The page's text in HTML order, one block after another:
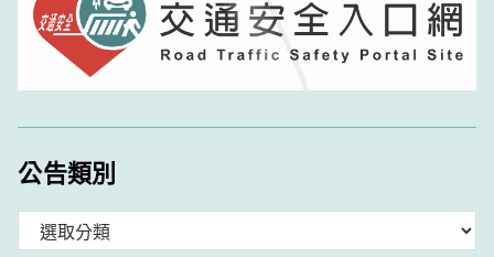
公告類別